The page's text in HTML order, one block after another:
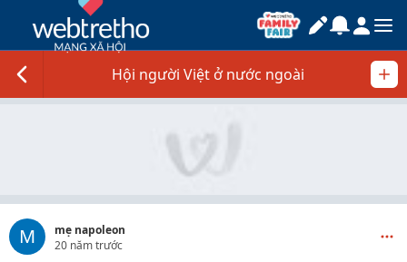
Hội người Việt ở nước ngoài
M
mẹ napoleon
20 năm trước